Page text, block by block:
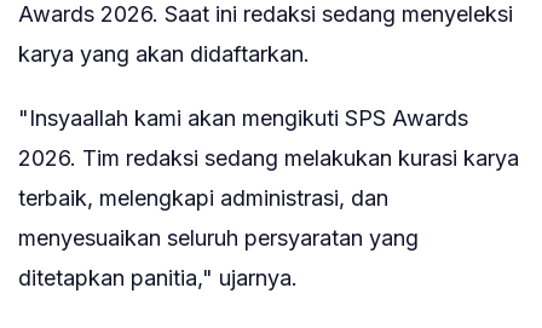
Awards 2026. Saat ini redaksi sedang menyeleksi
karya yang akan didaftarkan.
"Insyaallah kami akan mengikuti SPS Awards
2026. Tim redaksi sedang melakukan kurasi karya
terbaik, melengkapi administrasi, dan
menyesuaikan seluruh persyaratan yang
ditetapkan panitia," ujarnya.